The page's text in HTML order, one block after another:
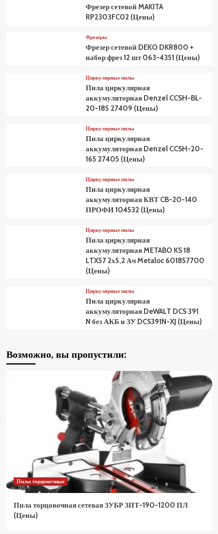
Фрезер сетевой MAKITA
RP2303FC02 (Цены)
Фрезеры
Фрезер сетевой DEKO DKR800 +
набор фрез 12 шт 063-4351 (Цены)
Циркулярные пилы
Пила циркулярная
аккумуляторная Denzel CCSH-BL-
20-185 27409 (Цены)
Циркулярные пилы
Пила циркулярная
аккумуляторная Denzel CCSH-20-
165 27405 (Цены)
Циркулярные пилы
Пила циркулярная
аккумуляторная КВТ CB-20-140
ПРОФИ 104532 (Цены)
Циркулярные пилы
Пила циркулярная
аккумуляторная METABO KS 18
LTX57 2х5,2 Ач Metaloc 601857700
(Цены)
Циркулярные пилы
Пила циркулярная
аккумуляторная DeWALT DCS 391
N без АКБ и ЗУ DCS391N-XJ (Цены)
Возможно, вы пропустили:
Пилы торцовочные
Пила торцовочная сетевая ЗУБР ЗПТ-190-1200 ПЛ
(Цены)